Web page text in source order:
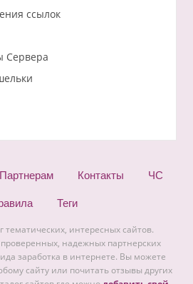
ссылок
Сервера
Партнерам Контакты ЧС
Теги
тематических, интересных сайтов.
надежных партнерских
заработка в интернете. Вы можете
сайту или почитать отзывы других